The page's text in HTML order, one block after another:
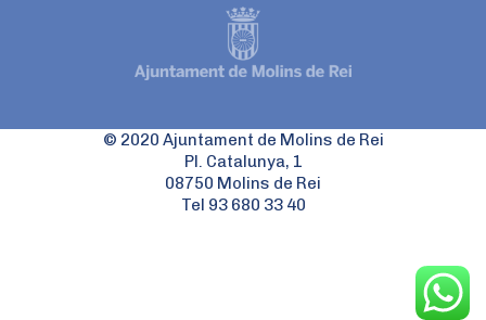
© 2020 Ajuntament de Molins de Rei
Pl. Catalunya, 1
08750 Molins de Rei
Tel 93 680 33 40